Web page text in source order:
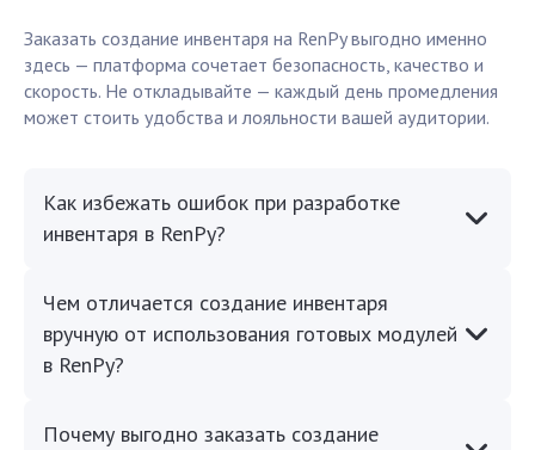
Заказать создание инвентаря на RenPy выгодно именно
здесь — платформа сочетает безопасность, качество и
скорость. Не откладывайте — каждый день промедления
может стоить удобства и лояльности вашей аудитории.
Как избежать ошибок при разработке
инвентаря в RenPy?
Чем отличается создание инвентаря
вручную от использования готовых модулей
в RenPy?
Почему выгодно заказать создание